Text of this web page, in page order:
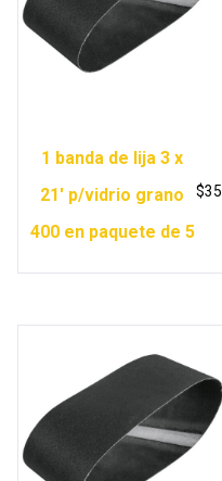
1 banda de lija 3 x
21′ p/vidrio grano
400 en paquete de 5
$35